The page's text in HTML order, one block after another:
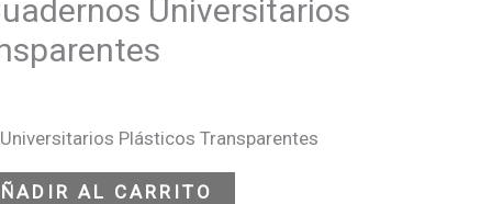
Universitarios
Plásticos Transparentes
AL CARRITO